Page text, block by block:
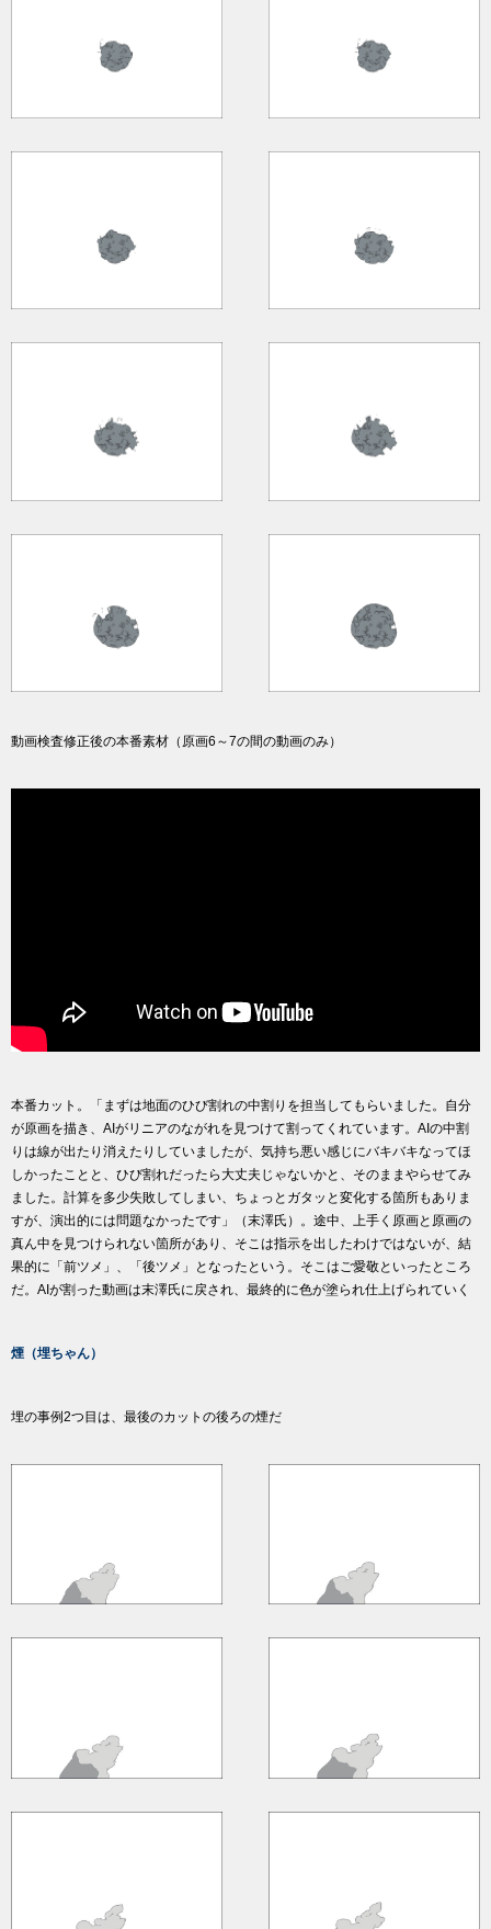
動画検査修正後の本番素材（原画6～7の間の動画のみ）
本番カット。「まずは地面のひび割れの中割りを担当してもらいました。自分
が原画を描き、AIがリニアのながれを見つけて割ってくれています。AIの中割
りは線が出たり消えたりしていましたが、気持ち悪い感じにバキバキなってほ
しかったことと、ひび割れだったら大丈夫じゃないかと、そのままやらせてみ
ました。計算を多少失敗してしまい、ちょっとガタッと変化する箇所もありま
すが、演出的には問題なかったです」（末澤氏）。途中、上手く原画と原画の
真ん中を見つけられない箇所があり、そこは指示を出したわけではないが、結
果的に「前ツメ」、「後ツメ」となったという。そこはご愛敬といったところ
だ。AIが割った動画は末澤氏に戻され、最終的に色が塗られ仕上げられていく
煙（埋ちゃん）
埋の事例2つ目は、最後のカットの後ろの煙だ